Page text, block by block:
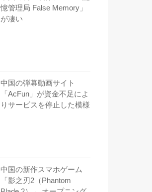
憶管理局 False Memory」
が凄い
中国の弾幕動画サイト
「AcFun」が資金不足によ
りサービスを停止した模様
中国の新作スマホゲーム
「影之刃2（Phantom